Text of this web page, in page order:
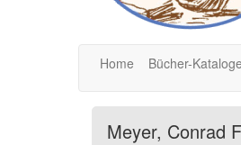
Home Bücher-Kataloge
Meyer, Conrad